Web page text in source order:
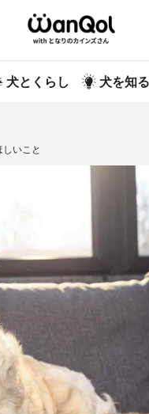
犬とくらし 犬を知る
いこと